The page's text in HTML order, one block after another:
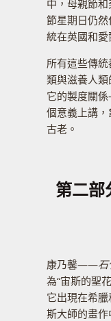
中，母親節
節星期日仍
統在英國和愛
所有這些傳
類與滋養人
它的製度關
個意義上講
古老。
第二部
康乃馨——石
為“宙斯的聖
它出現在希
斯大師的畫